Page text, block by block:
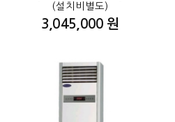
(설치비별도)
3,045,000 원